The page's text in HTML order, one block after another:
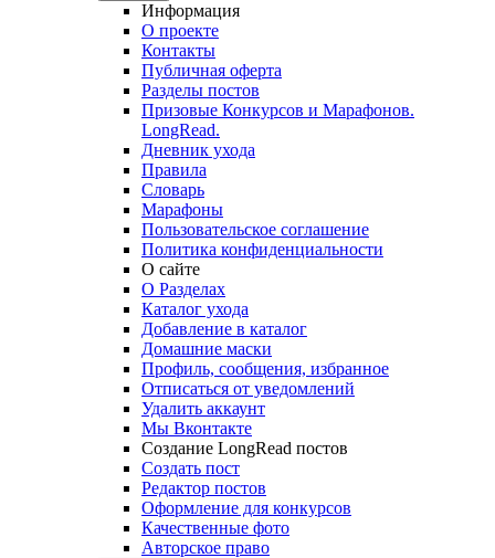
Информация
О проекте
Контакты
Публичная оферта
Разделы постов
Призовые Конкурсов и Марафонов.
LongRead.
Дневник ухода
Правила
Словарь
Марафоны
Пользовательское соглашение
Политика конфиденциальности
О сайте
О Разделах
Каталог ухода
Добавление в каталог
Домашние маски
Профиль, сообщения, избранное
Отписаться от уведомлений
Удалить аккаунт
Мы Вконтакте
Создание LongRead постов
Создать пост
Редактор постов
Оформление для конкурсов
Качественные фото
Авторское право